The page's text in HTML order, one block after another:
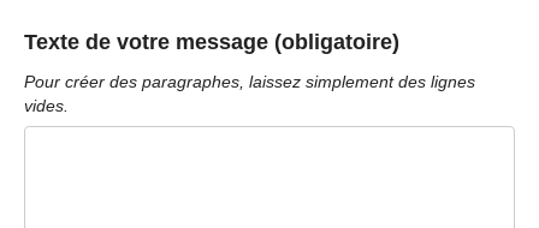
Texte de votre message (obligatoire)
Pour créer des paragraphes, laissez simplement des lignes
vides.